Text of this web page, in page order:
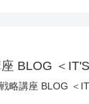
BLOG ＜
略講座 BLOG ＜